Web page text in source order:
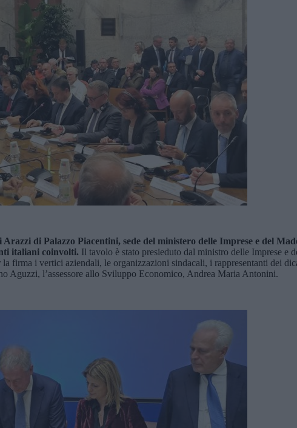
Arazzi di Palazzo Piacentini, sede del ministero delle Imprese e del
italiani coinvolti. Il tavolo è stato presieduto dal ministro delle Imprese e
la firma i vertici aziendali, le organizzazioni sindacali, i rappresentanti dei
Aguzzi, l’assessore allo Sviluppo Economico, Andrea Maria Antonini.